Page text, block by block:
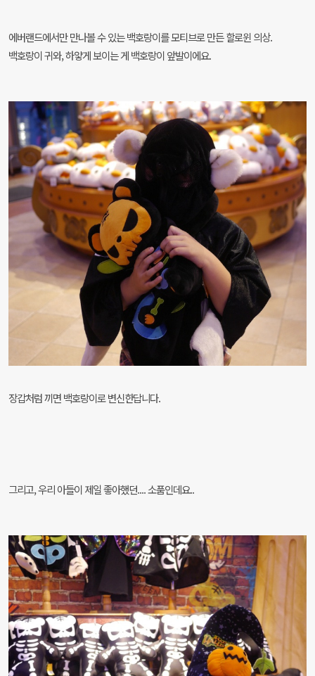
에버랜드에서만 만나볼 수 있는 백호랑이를 모티브로 만든 할로윈 의상.
백호랑이 귀와, 하얗게 보이는 게 백호랑이 앞발이에요.
장갑처럼 끼면백호랑이로 변신한답니다.
그리고, 우리 아들이 제일 좋아했던.... 소품인데요..